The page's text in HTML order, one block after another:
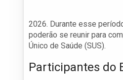
2026. Durante esse
poderão se reunir para
Único de Saúde (SUS).
Participantes do